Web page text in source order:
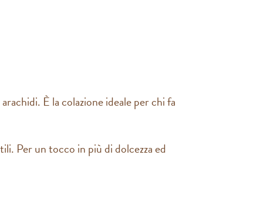
È la colazione ideale per chi fa
Per un tocco in più di dolcezza ed